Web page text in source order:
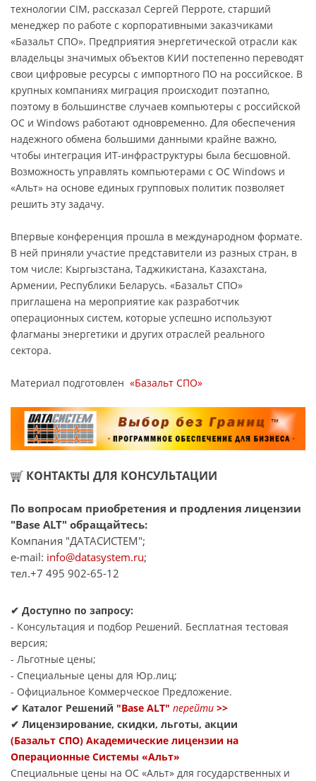
технологии CIM, рассказал Сергей Перроте, старший
менеджер по работе с корпоративными заказчиками
«Базальт СПО». Предприятия энергетической отрасли как
владельцы значимых объектов КИИ постепенно переводят
свои цифровые ресурсы с импортного ПО на российское. В
крупных компаниях миграция происходит поэтапно,
поэтому в большинстве случаев компьютеры с российской
ОС и Windows работают одновременно. Для обеспечения
надежного обмена большими данными крайне важно,
чтобы интеграция ИТ-инфраструктуры была бесшовной.
Возможность управлять компьютерами с ОС Windows и
«Альт» на основе единых групповых политик позволяет
решить эту задачу.
Впервые конференция прошла в международном формате.
В ней приняли участие представители из разных стран, в
том числе: Кыргызстана, Таджикистана, Казахстана,
Армении, Республики Беларусь. «Базальт СПО»
приглашена на мероприятие как разработчик
операционных систем, которые успешно используют
флагманы энергетики и других отраслей реального
сектора.
Материал подготовлен «Базальт СПО»
КОНТАКТЫ ДЛЯ КОНСУЛЬТАЦИИ
По вопросам приобретения и продления лицензии
"Base ALT" обращайтесь:
Компания "ДАТАСИСТЕМ";
e-mail: info@datasystem.ru;
тел.+7 495 902-65-12
✔ Доступно по запросу:
- Консультация и подбор Решений. Бесплатная тестовая
версия;
- Льготные цены;
- Специальные цены для Юр.лиц;
- Официальное Коммерческое Предложение.
✔ Каталог Решений "Base ALT" перейти >>
✔ Лицензирование, скидки, льготы, акции
(Базальт СПО) Академические лицензии на
Операционные Системы «Альт»
Специальные цены на ОС «Альт» для государственных и